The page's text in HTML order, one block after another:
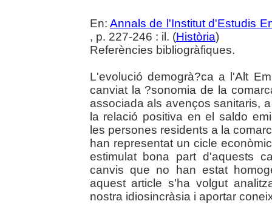
En:Annals de l'Institut d'Estudis
, p. 227-246 : il. (Història)
Referències bibliogràfiques.
L'evolució demogrà?ca a l'Alt
canviat la ?sonomia de la
associada als avenços sanitaris,
la relació positiva en el saldo
les persones residents a la
han representat un cicle
estimulat bona part d'aquests
canvis que no han estat
aquest article s'ha volgut
nostra idiosincràsia i aportar